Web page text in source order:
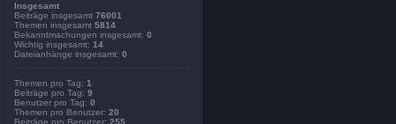
Insgesamt
Beiträge insgesamt 76001
Themen insgesamt 5814
Bekanntmachungen insgesamt: 0
Wichtig insgesamt: 14
Dateianhänge insgesamt: 0
Themen pro Tag: 1
Beiträge pro Tag: 9
Benutzer pro Tag: 0
Themen pro Benutzer: 20
Beiträge pro Benutzer: 255